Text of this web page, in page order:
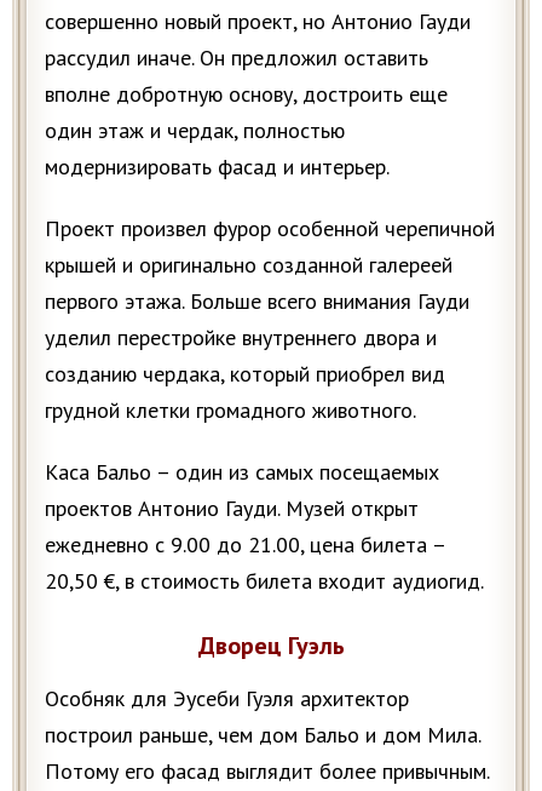
совершенно новый проект, но Антонио Гауди
рассудил иначе. Он предложил оставить
вполне добротную основу, достроить еще
один этаж и чердак, полностью
модернизировать фасад и интерьер.
Проект произвел фурор особенной черепичной
крышей и оригинально созданной галереей
первого этажа. Больше всего внимания Гауди
уделил перестройке внутреннего двора и
созданию чердака, который приобрел вид
грудной клетки громадного животного.
Каса Бальо – один из самых посещаемых
проектов Антонио Гауди. Музей открыт
ежедневно с 9.00 до 21.00, цена билета –
20,50 €, в стоимость билета входит аудиогид.
Дворец Гуэль
Особняк для Эусеби Гуэля архитектор
построил раньше, чем дом Бальо и дом Мила.
Потому его фасад выглядит более привычным.